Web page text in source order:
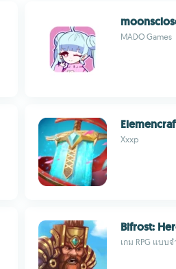
MADO Games
Xxxp
Bifrost:
เกม RPG แบบ